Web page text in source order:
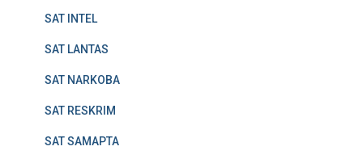
SAT INTEL
SAT LANTAS
SAT NARKOBA
SAT RESKRIM
SAT SAMAPTA